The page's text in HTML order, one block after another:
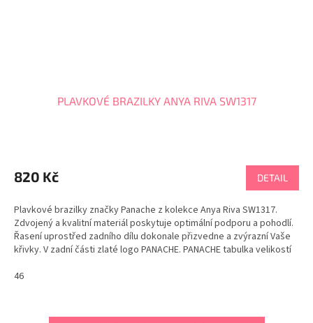
PLAVKOVÉ BRAZILKY ANYA RIVA SW1317
820 Kč DETAIL
Plavkové brazilky značky Panache z kolekce Anya Riva SW1317.
Zdvojený a kvalitní materiál poskytuje optimální podporu a pohodlí.
Řasení uprostřed zadního dílu dokonale přizvedne a zvýrazní Vaše
křivky. V zadní části zlaté logo PANACHE. PANACHE tabulka velikostí
46